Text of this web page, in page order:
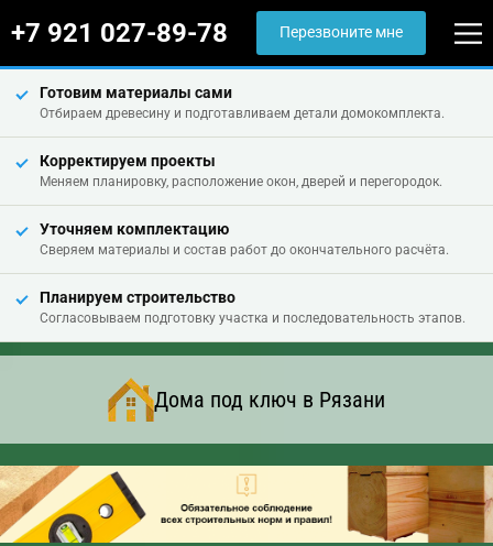
+7 921 027-89-78 Перезвоните мне
Готовим материалы сами
Отбираем древесину и подготавливаем детали домокомплекта.
Корректируем проекты
Меняем планировку, расположение окон, дверей и перегородок.
Уточняем комплектацию
Сверяем материалы и состав работ до окончательного расчёта.
Планируем строительство
Согласовываем подготовку участка и последовательность этапов.
Дома под ключ в Рязани